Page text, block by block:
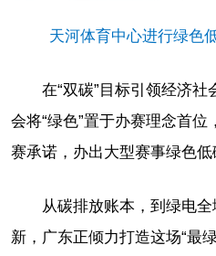
天河体育中心进行绿色
在“双碳”目标引领经济
会将“绿色”置于办赛理念首位
赛承诺，办出大型赛事绿色低
从碳排放账本，到绿电
新，广东正倾力打造这场“最